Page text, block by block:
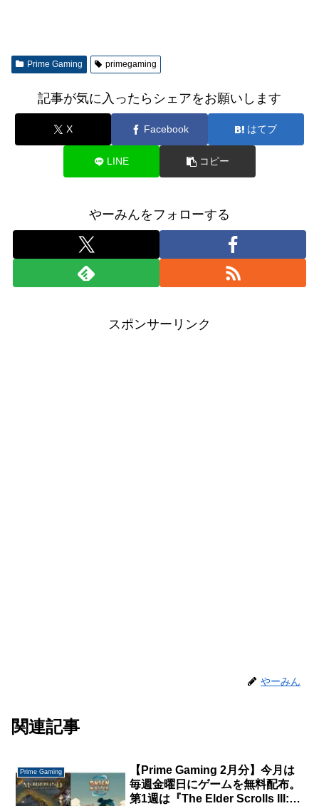
Prime Gaming primegaming
記事が気に入ったらシェアをお願いします
X Facebook はてブ
LINE コピー
やーみんをフォローする
スポンサーリンク
やーみん
関連記事
Prime Gaming
【Prime Gaming 2月分】今月は
毎週金曜日にゲームを無料配布。
第1週は『The Elder Scrolls III: